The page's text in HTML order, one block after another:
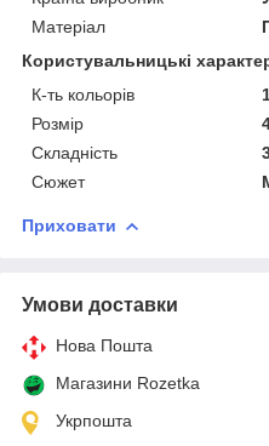
Матеріал
Користувальницькі
К-ть кольорiв
Розмір
Складність
Сюжет
Приховати
Умови доставки
Нова Пошта
Магазини Rozetka
Укрпошта